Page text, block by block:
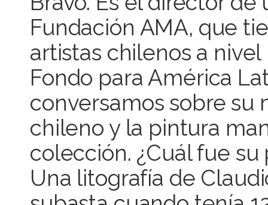
Fundación AMA, que
artistas chilenos a
Fondo para América
conversamos sobre su
chileno y la pintura
colección. ¿Cuál fue
Una litografía de